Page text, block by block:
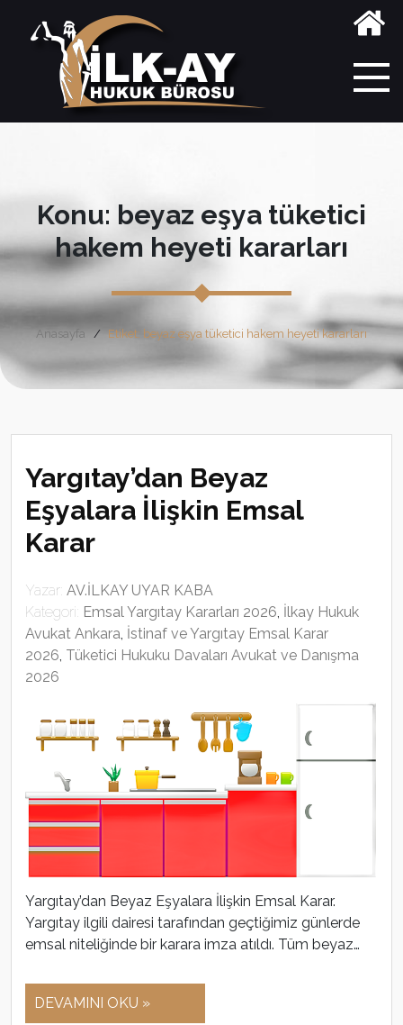
Konu: beyaz eşya tüketici
hakem heyeti kararları
Anasayfa Etiket: beyaz eşya tüketici hakem heyeti kararları
Yargıtay’dan Beyaz
Eşyalara İlişkin Emsal
Karar
Yazar: AV.İLKAY UYAR KABA
Kategori: Emsal Yargıtay Kararları 2026, İlkay Hukuk
Avukat Ankara, İstinaf ve Yargıtay Emsal Karar
2026, Tüketici Hukuku Davaları Avukat ve Danışma
2026
Yargıtay’dan Beyaz Eşyalara İlişkin Emsal Karar.
Yargıtay ilgili dairesi tarafından geçtiğimiz günlerde
emsal niteliğinde bir karara imza atıldı. Tüm beyaz…
DEVAMINI OKU »